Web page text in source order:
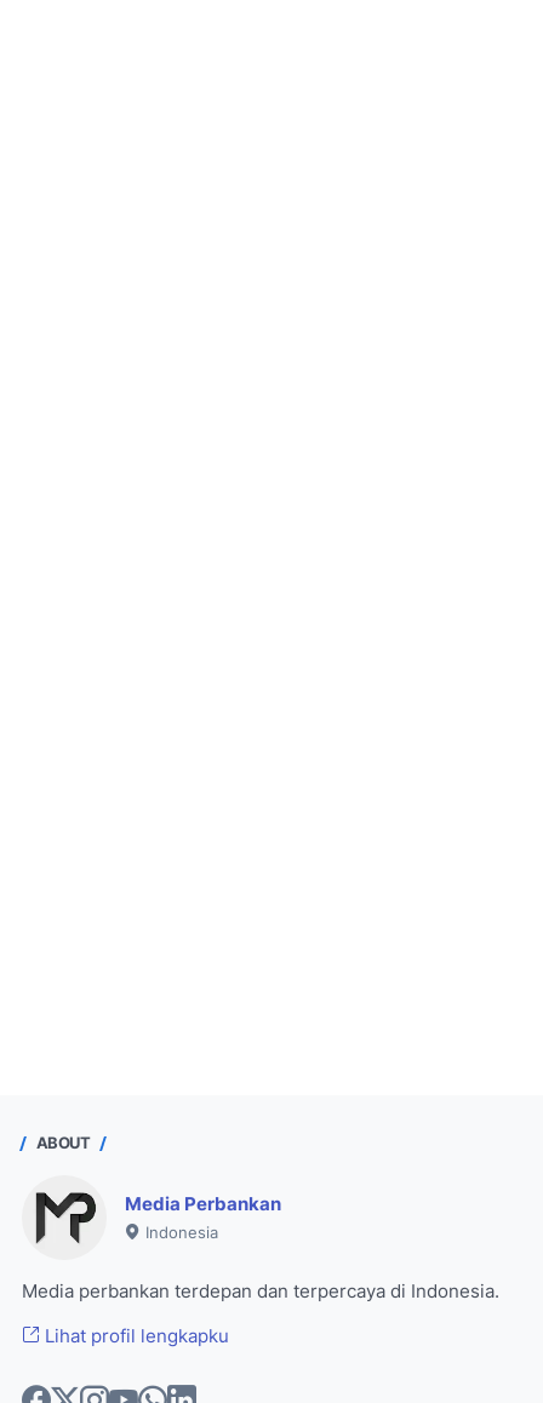
ABOUT
Media Perbankan
Indonesia
Media perbankan terdepan dan terpercaya di Indonesia.
Lihat profil lengkapku